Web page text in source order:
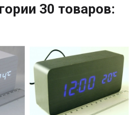
30 товаров: